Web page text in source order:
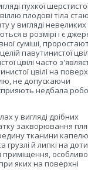
пухкої шерстистої
плодові тіла
у вигляді невеликих
в розмірі і є
суміші,
павутинистої
цвілі часто
цвілі на
не допускаючи
недбала
у вигляді дрібних
захворювання
тканини
й липкі на
особливо
яких на поверхні